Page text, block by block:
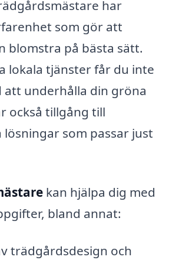
har
som gör att
blomstra på bästa sätt.
lokala tjänster får du inte
att underhålla din gröna
också tillgång till
som passar just
kan hjälpa dig med
bland annat:
trädgårdsdesign och